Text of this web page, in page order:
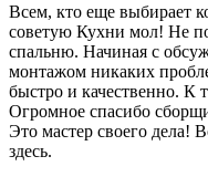
Всем, кто еще выбирает
советую Кухни мол! Не
спальню. Начиная с
монтажом никаких
быстро и качественно. К
Огромное спасибо
Это мастер своего дела!
здесь.